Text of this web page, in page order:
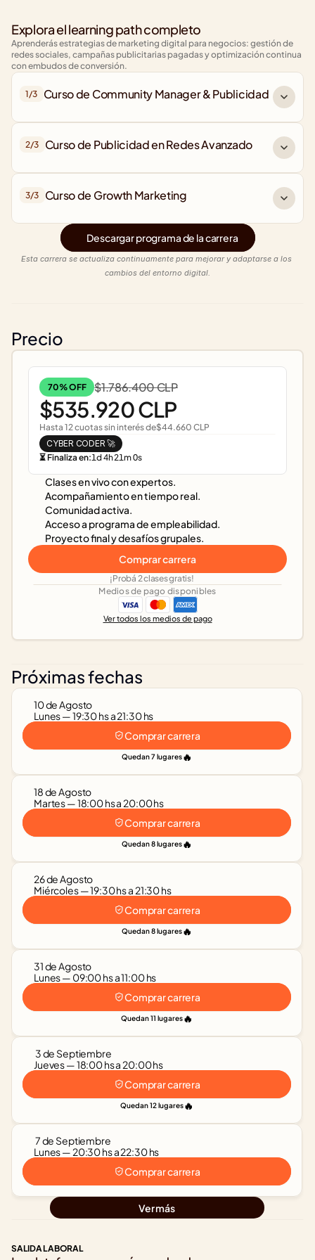
Explora el learning path completo
Aprenderás estrategias de marketing digital para negocios: gestión de
redes sociales, campañas publicitarias pagadas y optimización continua
con embudos de conversión.
1/3 Curso de Community Manager & Publicidad
2/3 Curso de Publicidad en Redes Avanzado
3/3 Curso de Growth Marketing
Descargar programa de la carrera
Esta carrera se actualiza continuamente para mejorar y adaptarse a los
cambios del entorno digital.
Precio
Clases en vivo con expertos.
Acompañamiento en tiempo real.
Comunidad activa.
Acceso a programa de empleabilidad.
Proyecto final y desafíos grupales.
Comprar carrera
70% OFF $1.786.400 CLP
$535.920 CLP
Hasta 12 cuotas sin interés de$44.660 CLP
CYBER CODER 🚀
⏳ Finaliza en:1d4h21m0s
¡Probá 2 clases gratis!
Medios de pago disponibles
Ver todos los medios de pago
Próximas fechas
10 de Agosto
Lunes — 19:30 hs a 21:30 hs
Quedan 7 lugares🔥
Comprar carrera
18 de Agosto
Martes — 18:00 hs a 20:00 hs
Quedan 8 lugares🔥
Comprar carrera
26 de Agosto
Miércoles — 19:30 hs a 21:30 hs
Quedan 8 lugares🔥
Comprar carrera
31 de Agosto
Lunes — 09:00 hs a 11:00 hs
Quedan 11 lugares🔥
Comprar carrera
3 de Septiembre
Jueves — 18:00 hs a 20:00 hs
Quedan 12 lugares🔥
Comprar carrera
7 de Septiembre
Lunes — 20:30 hs a 22:30 hs
Comprar carrera
Ver más
SALIDA LABORAL